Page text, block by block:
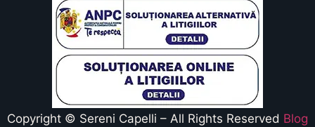
Copyright © Sereni Capelli – All Rights Reserved Blog